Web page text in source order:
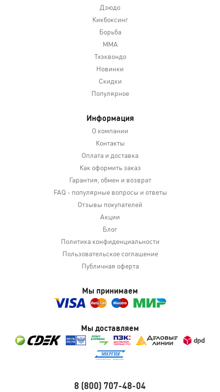
Дзюдо
Кикбоксинг
Борьба
MMA
Тхэквондо
Новинки
Скидки
Популярное
Информация
О компании
Контакты
Оплата и доставка
Как оформить заказ
Гарантия, обмен и возврат
FAQ - популярные вопросы и ответы
Отзывы покупателей
Акции
Блог
Политика конфиденциальности
Пользовательское соглашение
Публичная оферта
Мы принимаем
Мы доставляем
8 (800) 707-48-04